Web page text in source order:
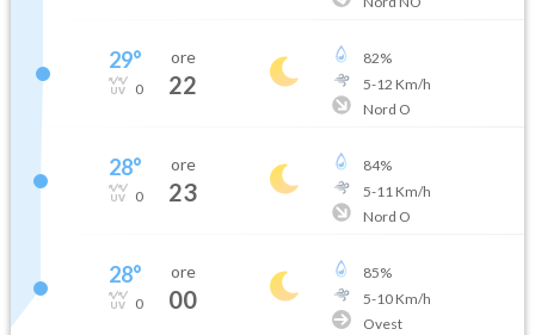
29°
0
ore
22
82%
5-12 Km/h
Nord O
28°
0
ore
23
84%
5-11 Km/h
Nord O
28°
0
ore
00
85%
5-10Km/h
Ovest